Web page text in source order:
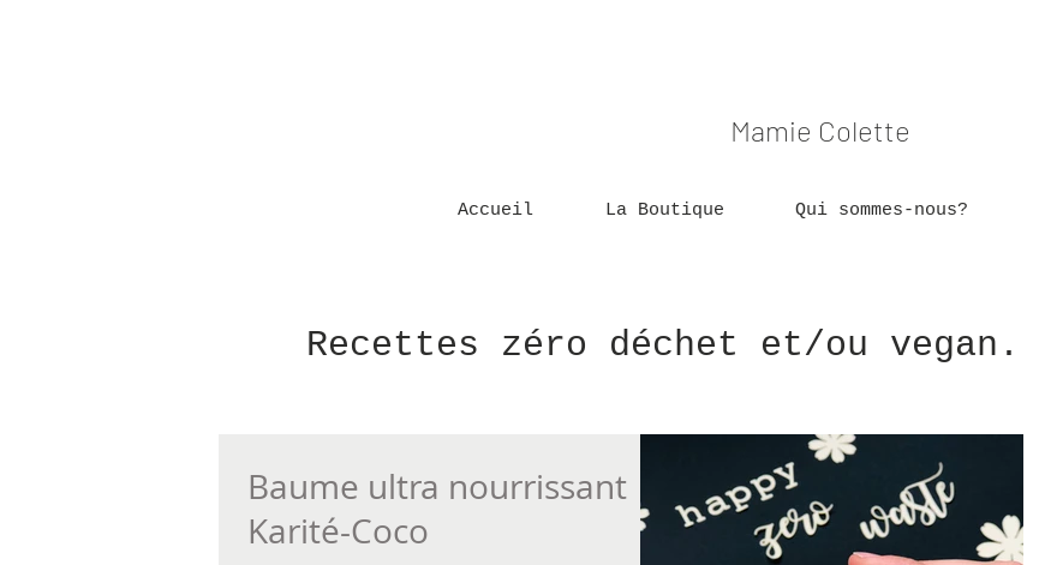
Mamie Colette
Accueil La Boutique Qui sommes-nous?
Recettes zéro déchet et/ou vegan.
Baume ultra nourrissant
Karité-Coco